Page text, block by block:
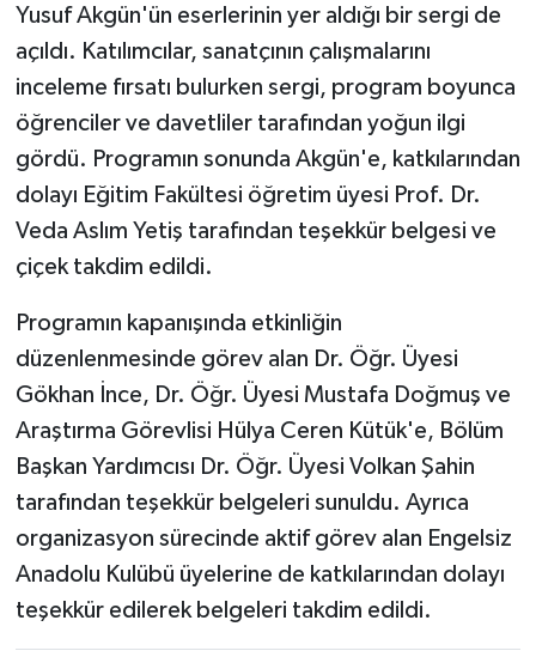
Yusuf Akgün'ün eserlerinin yer aldığı bir sergi de
açıldı. Katılımcılar, sanatçının çalışmalarını
inceleme fırsatı bulurken sergi, program boyunca
öğrenciler ve davetliler tarafından yoğun ilgi
gördü. Programın sonunda Akgün'e, katkılarından
dolayı Eğitim Fakültesi öğretim üyesi Prof. Dr.
Veda Aslım Yetiş tarafından teşekkür belgesi ve
çiçek takdim edildi.
Programın kapanışında etkinliğin
düzenlenmesinde görev alan Dr. Öğr. Üyesi
Gökhan İnce, Dr. Öğr. Üyesi Mustafa Doğmuş ve
Araştırma Görevlisi Hülya Ceren Kütük'e, Bölüm
Başkan Yardımcısı Dr. Öğr. Üyesi Volkan Şahin
tarafından teşekkür belgeleri sunuldu. Ayrıca
organizasyon sürecinde aktif görev alan Engelsiz
Anadolu Kulübü üyelerine de katkılarından dolayı
teşekkür edilerek belgeleri takdim edildi.